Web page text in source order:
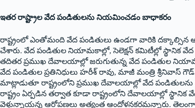
ఇతర రాష్ట్రాల వేద పండితులను నియమించడం బాధాకరం
రాష్ట్రంలో ఎంతోమంది వేద పండితులు ఉండ‌గా వారికి దక్కాల్సిన
చేశారు. వేద పండితుల నియామకాల్లో, సెలెక్షన్ కమిటీల్లో స్థానిక
తదితర ప్రముఖ దేవాలయాల్లో జరుగుతున్న వేద పండితుల
వేద పండితుల ప్రతినిధులు హరీశ్ రావు, మాజీ మంత్రి శ్రీనివాస్
మాట్లాడుతూ రాష్ట్రంలోని ప్రముఖ దేవాలయాల్లో వేద పండితులను
రాష్ట్రం ఏర్పడిన తర్వాత కూడా రాష్ట్రంలోని దేవాలయాల్లో స్థానిక
వెళ్తున్నాయన్న ఆరోపణలు అత్యంత ఆందోళనకరమన్నారు.